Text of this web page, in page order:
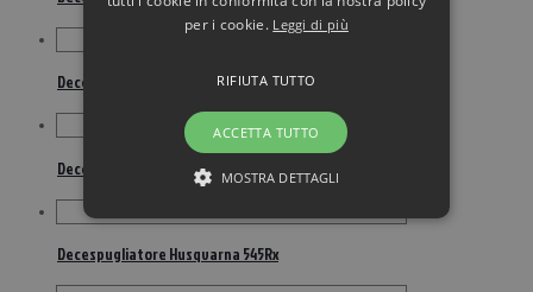
Decespugliatore Husqvarna 253Rj
Decespugliatore Husqvarna 543Rs
Decespugliatore Husqvarna 545Rx
per i cookie. Leggi di più
ACCETTA TUTTO
RIFIUTA TUTTO
MOSTRA DETTAGLI